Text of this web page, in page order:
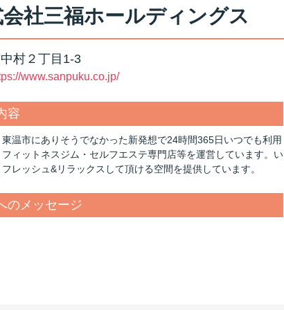
社三福ホールディングス
村２丁目1-3
www.sanpuku.co.jp/
容
温市にありそうでなかった新発想で24時間365日いつでも利用
フィットネスジム・セルフエステ専門店等を運営しています。い
レッシュ&リラックスして頂ける空間を提供しています。
のメッセージ